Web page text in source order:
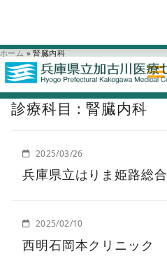
ホーム » 腎臓内科
診療科目 : 腎臓内科
2025/03/26
兵庫県立はりま姫路総
2025/02/10
西明石岡本クリニック